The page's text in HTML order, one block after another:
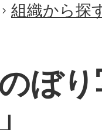
組織から探
ぼ